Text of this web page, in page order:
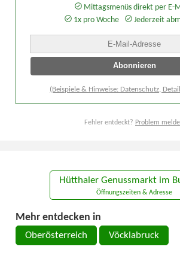
Mittagsmenüs direkt per E-
1x pro Woche
Jederzeit
(Beispiele & Hinweise: Datenschutz,
Fehler entdeckt? Problem
Hütthaler Genussmarkt im
Öffnungszeiten & Adresse
Mehr entdecken in
Oberösterreich Vöcklabruck